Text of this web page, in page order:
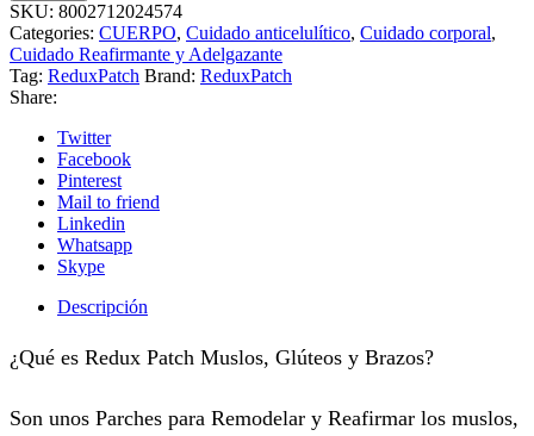
SKU: 8002712024574
Categories: CUERPO, Cuidado anticelulítico, Cuidado corporal,
Cuidado Reafirmante y Adelgazante
Tag: ReduxPatch Brand: ReduxPatch
Share:
Twitter
Facebook
Pinterest
Mail to friend
Linkedin
Whatsapp
Skype
Descripción
¿Qué es Redux Patch Muslos, Glúteos y Brazos?
Son unos Parches para Remodelar y Reafirmar los muslos,